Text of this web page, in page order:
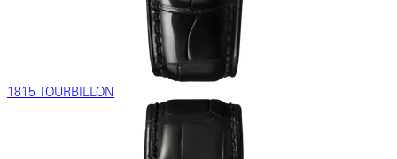
1815 TOURBILLON